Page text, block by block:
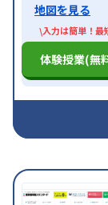
地図を見る
\入力は簡単！最
体験授業(無